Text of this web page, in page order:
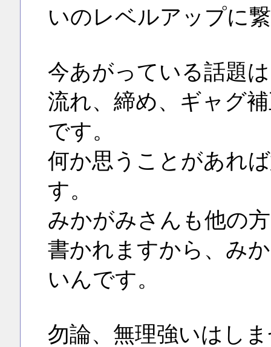
いのレベルアップに
今あがっている話題
流れ、締め、ギャグ
です。
何か思うことがあれ
す。
みかがみさんも他の
書かれますから、み
いんです。
勿論、無理強いはし